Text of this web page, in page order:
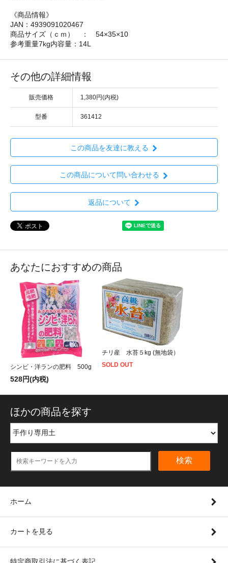
《商品情報》
JAN：4939091020467
商品サイズ（ｃｍ） ： 54×35×10
参考重量7kg内容量：14L
その他の詳細情報
販売価格 1,380円(内税)
型番 361412
この商品を友達に教える
この商品について問い合わせる
返品について
あなたにおすすめの商品
シンビ・洋ランの肥料 500g
528円(内税)
チリ産 水苔５kg (無地袋）
SOLD OUT
ほかの商品を探す
検索
ホーム
カートを見る
特定商取引法に基づく表記